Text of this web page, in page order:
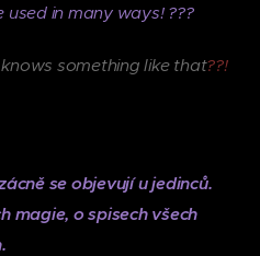
in many ways! ???
something like that??!
se objevují u jedinců.
magie, o spisech všech